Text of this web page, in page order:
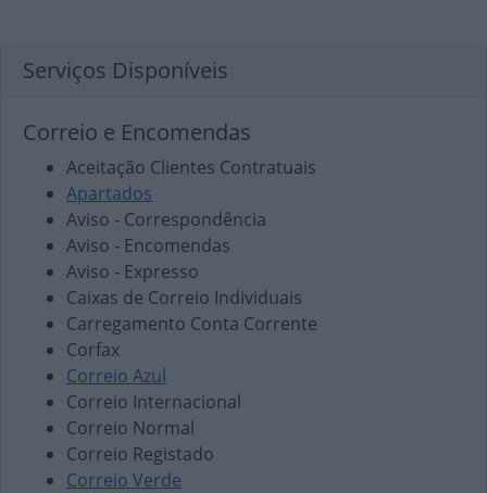
Serviços Disponíveis
Correio e Encomendas
Aceitação Clientes Contratuais
Apartados
Aviso - Correspondência
Aviso - Encomendas
Aviso - Expresso
Caixas de Correio Individuais
Carregamento Conta Corrente
Corfax
Correio Azul
Correio Internacional
Correio Normal
Correio Registado
Correio Verde